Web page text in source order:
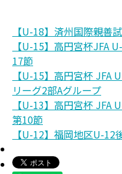
【U-18】済州国際親善
【U-15】高円宮杯JFA
17節
【U-15】高円宮杯 JFA
リーグ2部Aグループ
【U-13】高円宮杯 JFA
第10節
【U-12】福岡地区U-